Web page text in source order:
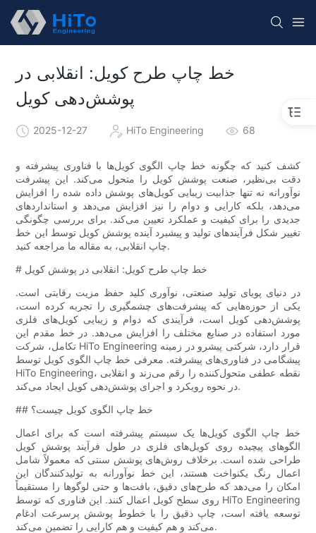
خط چاپ طرح کویل: انقلابی در
پوشش‌دهی کویل
2025-12-27 HiTo Engineering 68
کشف کنید که چگونه خط چاپ الگوی کویل‌ها با فناوری پیشرفته و
دقت بی‌نظیر، صنعت پوشش کویل را متحول می‌کند. این پیشرفت
نوآورانه نه تنها جذابیت زیبایی کویل‌های پوشش داده شده را افزایش
می‌دهد، بلکه کارایی و دوام را نیز افزایش می‌دهد و استانداردهای
جدیدی را برای کیفیت و عملکرد تعیین می‌کند. برای بررسی چگونگی
تغییر شکل فرآیندهای تولید و پیشبرد آینده پوشش کویل توسط این خط
چاپ انقلابی، به مقاله ما مراجعه کنید.
# خط چاپ طرح کویل: انقلابی در پوشش کویل
در دنیای پویای تولید صنعتی، نوآوری کلید حفظ مزیت رقابتی است.
یکی از حوزه‌هایی که پیشرفت‌های چشمگیری را تجربه کرده است،
پوشش‌دهی کویل است، فرآیندی که دوام و زیبایی کویل‌های فلزی
مورد استفاده در صنایع مختلف را افزایش می‌دهد. در خط مقدم این
تکامل، شرکت HiTo Engineering قرار دارد، شرکتی پیشرو در زمینه
پیشگامی در فناوری‌های پیشرفته. معرفی خط چاپ الگوی کویل توسط
HiTo Engineering، نقطه عطفی متحول‌کننده را رقم می‌زند و انقلابی
در نحوه رویکرد و اجرای پوشش‌دهی کویل ایجاد می‌کند.
## خط چاپ الگوی کویل چیست؟
خط چاپ الگوی کویل‌ها یک سیستم پیشرفته است که برای اعمال
الگوهای پیچیده روی کویل‌های فلزی در طول فرآیند پوشش کویل
طراحی شده است. برخلاف روش‌های پوشش سنتی که معمولاً شامل
اعمال رنگ یکنواخت هستند، این خط نوآورانه به تولیدکنندگان این
امکان را می‌دهد که طرح‌های دقیق، بافت‌ها و حتی لوگوها را مستقیماً
روی سطح کویل اعمال کنند. این فناوری که توسط HiTo Engineering
توسعه یافته است، چاپ دقیق را با خطوط پوشش پرسرعت ادغام
می‌کند و هم کیفیت و هم کارایی را تضمین می‌کند.